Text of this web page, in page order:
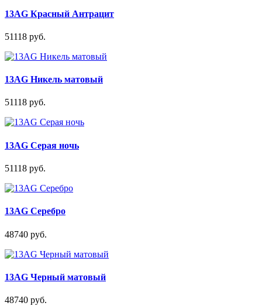
13AG Красный Антрацит
51118 руб.
13AG Никель матовый
51118 руб.
13AG Серая ночь
51118 руб.
13AG Серебро
48740 руб.
13AG Черный матовый
48740 руб.